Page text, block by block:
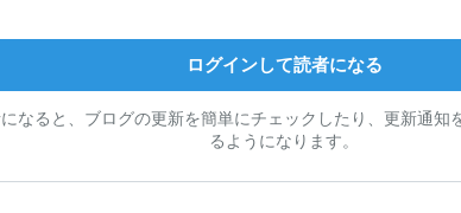
ログインして読者になる
なると、ブログの更新を簡単にチェックしたり、更新通知
るようになります。